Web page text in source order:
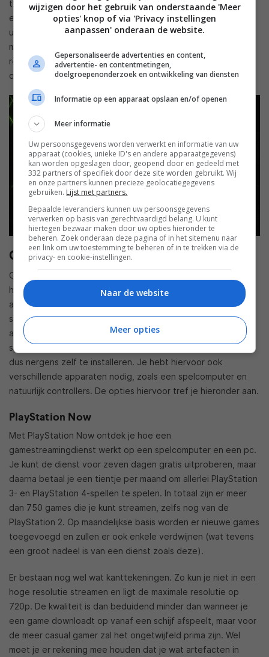
toegang tot de externe servers van het bedrijf. Die voegen
extra grafische kwaliteiten toe, waardoor je spellen er beter
uitzien. Deze optie kost je wel geld (5,49 euro per maand),
maar er is ook een gratis versie beschikbaar. Dan moet je er
rekening mee houden dat je soms moet wachten op je beurt
om te gamen.
Games streamen vanuit de cloud
Games streamen vanaf je eigen pc is natuurlijk hartstikke
handig en cool, maar dat betekent wel dat je beperkt bent
als het om de games gaat. De echte toekomst van games
streamen ligt bij bedrijven die externe servers vol spellen
aanbieden, die je voor een vast bedrag per maand kunt
spelen en streamen. De spellen staan in de cloud en hoef je
dus nergens zelf te installeren. Je hebt hiervoor ook
verschillende apparaten nodig, zoals een spelcomputer en
natuurlijk controllers. De opties hiervoor tref je hieronder aan.
PlayStation Now
Met PlayStation Now ontdek je hoe een
gamestreamingdienst werkt op een spelcomputer en een pc.
Je kunt de dienst voor zeven dagen gratis uitproberen, maar
daarna betaal je een tientje per maand om allerlei PlayStation
3- en PlayStation 4-spellen te spelen. In totaal zijn er meer
dan 750 games die je kunt streamen, zelfs nog van de
PlayStation 2. Op maandelijkse basis worden er nieuwe games
toegevoegd en zullen er ook enkele verdwijnen (wat tevens
een groot nadeel is van een dienst zoals deze).
Er bestaan nog wel wat kanttekeningen. Zo kun je niet in een
hoge resolutie streamen en ligt de maximale resolutie op
720p. De kwaliteit is dan beduidend minder dan wanneer je
een game downloadt op vanaf een schijf afspeelt, maar voor
de meer casual gamer zal het ongetwijfeld prima zijn. Wel
moet je er rekening mee houden dat je wat artefacten in
wijzigen door het gebruik van onderstaande 'Meer
opties' knop of via 'Privacy instellingen
aanpassen' onderaan de website.
Gepersonaliseerde advertenties en content,
advertentie- en contentmetingen,
doelgroepenonderzoek en ontwikkeling van diensten
Informatie op een apparaat opslaan en/of openen
Meer informatie
Uw persoonsgegevens worden verwerkt en informatie van uw
apparaat (cookies, unieke ID's en andere apparaatgegevens)
kan worden opgeslagen door, geopend door en gedeeld met
332 partners of specifiek door deze site worden gebruikt. Wij
en onze partners kunnen precieze geolocatiegegevens
gebruiken. Lijst met partners.
Bepaalde leveranciers kunnen uw persoonsgegevens
verwerken op basis van gerechtvaardigd belang. U kunt
hiertegen bezwaar maken door uw opties hieronder te
beheren. Zoek onderaan deze pagina of in het sitemenu naar
een link om uw toestemming te beheren of in te trekken via de
privacy- en cookie-instellingen.
Naar de website
Meer opties